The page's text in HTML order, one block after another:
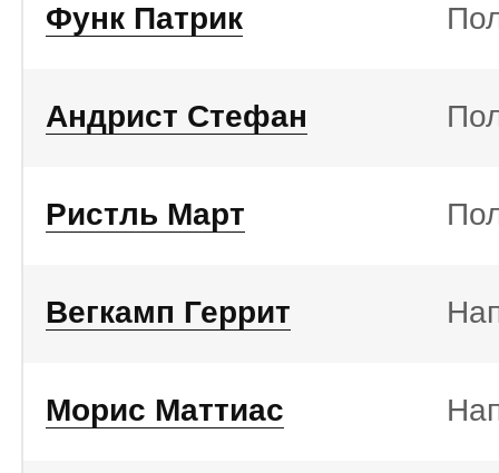
Функ Патрик
Андрист Стефан
Ристль Март
Вегкамп Геррит
Морис Маттиас